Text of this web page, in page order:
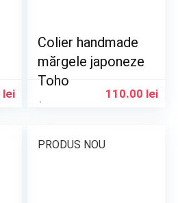
lei
Colier handmade
mărgele japoneze
Toho
110.00 lei
PRODUS NOU